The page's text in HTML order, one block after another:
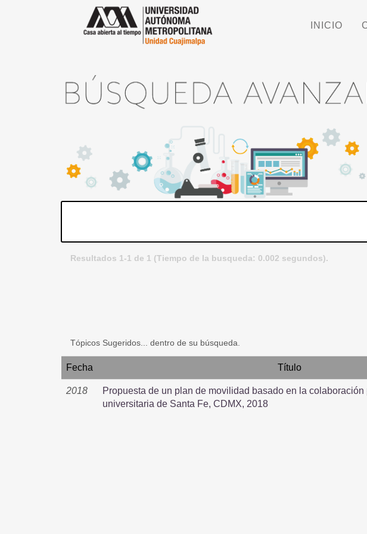
INICIO
Resultados 1-1 de 1 (Tiempo de la busqueda: 0.002 segundos).
Tópicos Sugeridos... dentro de su búsqueda.
Fecha Título
2018
Propuesta de un plan de movilidad basado en la colaboración
universitaria de Santa Fe, CDMX, 2018